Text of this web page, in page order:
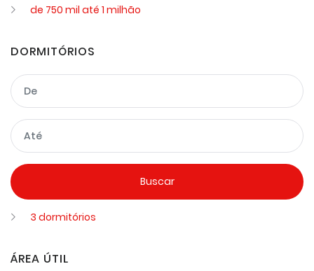
de 750 mil até 1 milhão
DORMITÓRIOS
3 dormitórios
ÁREA ÚTIL